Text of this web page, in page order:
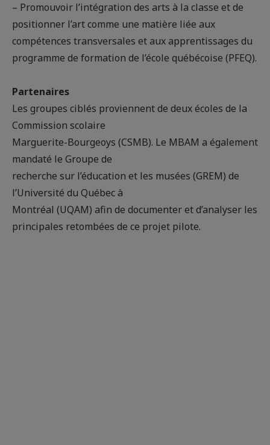
– Promouvoir l’intégration des arts à la classe et de
positionner l’art comme une matière liée aux
compétences transversales et aux apprentissages du
programme de formation de l’école québécoise (PFEQ).
Partenaires
Les groupes ciblés proviennent de deux écoles de la
Commission scolaire
Marguerite-Bourgeoys (CSMB). Le MBAM a également
mandaté le Groupe de
recherche sur l’éducation et les musées (GREM) de
l’Université du Québec à
Montréal (UQAM) afin de documenter et d’analyser les
principales retombées de ce projet pilote.